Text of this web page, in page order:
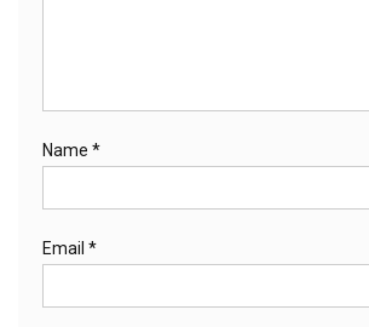
Name *
Email *